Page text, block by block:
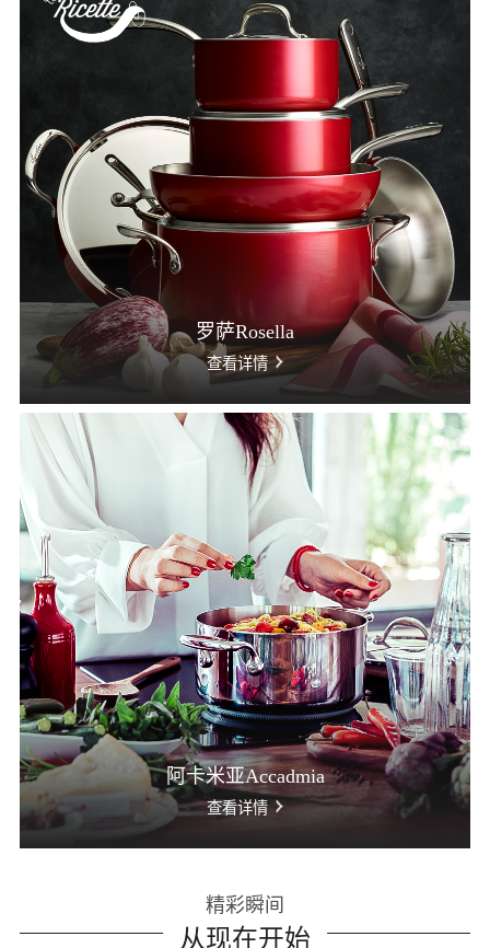
罗萨Rosella
查看详情
阿卡米亚Accadmia
查看详情
精彩瞬间
从现在开始